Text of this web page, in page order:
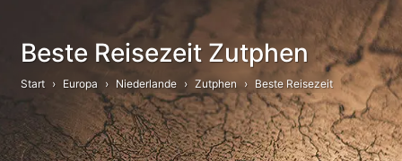
Beste Reisezeit Zutphen
Start Europa Niederlande Zutphen Beste Reisezeit